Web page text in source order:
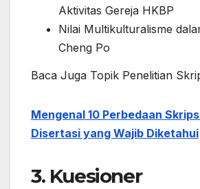
Aktivitas Gereja HKBP
Nilai Multikulturalisme
Cheng Po
Baca Juga Topik Penelitian
Mengenal 10 Perbedaan
Disertasi yang Wajib Diketahui
3. Kuesioner